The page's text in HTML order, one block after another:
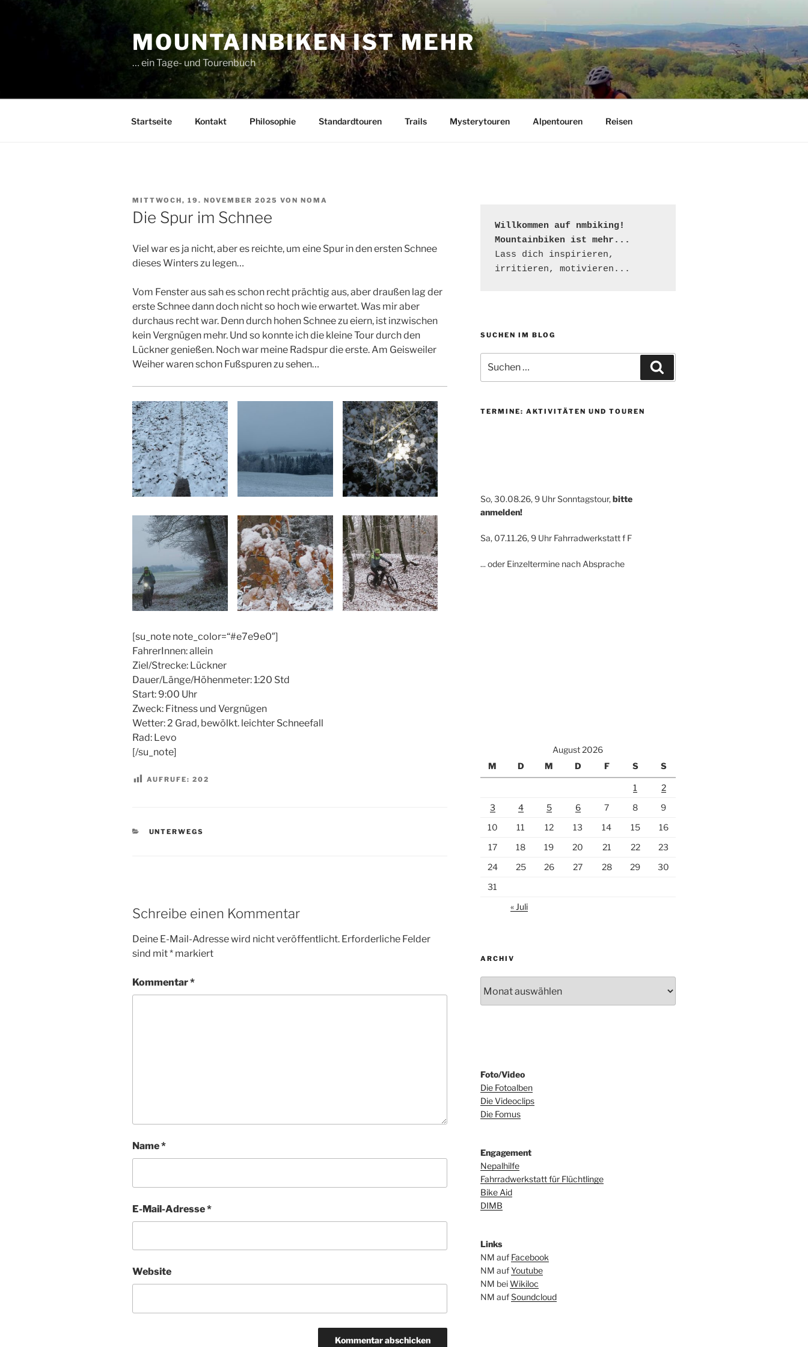
MOUNTAINBIKEN IST MEHR
… ein Tage- und Tourenbuch
Startseite Kontakt Philosophie Standardtouren Trails Mysterytouren Alpentouren Reisen
VERÖFFENTLICHT
AM
MITTWOCH, 19. NOVEMBER 2025 VON NOMA
Die Spur im Schnee
Viel war es ja nicht, aber es reichte, um eine Spur in den ersten Schnee
dieses Winters zu legen…
Vom Fenster aus sah es schon recht prächtig aus, aber draußen lag der
erste Schnee dann doch nicht so hoch wie erwartet. Was mir aber
durchaus recht war. Denn durch hohen Schnee zu eiern, ist inzwischen
kein Vergnügen mehr. Und so konnte ich die kleine Tour durch den
Lückner genießen. Noch war meine Radspur die erste. Am Geisweiler
Weiher waren schon Fußspuren zu sehen…
[su_note note_color=“#e7e9e0″]
FahrerInnen: allein
Ziel/Strecke: Lückner
Dauer/Länge/Höhenmeter: 1:20 Std
Start: 9:00 Uhr
Zweck: Fitness und Vergnügen
Wetter: 2 Grad, bewölkt. leichter Schneefall
Rad: Levo
[/su_note]
AUFRUFE: 202
KATEGORIEN
UNTERWEGS
Schreibe einen Kommentar
Deine E-Mail-Adresse wird nicht veröffentlicht. Erforderliche Felder
sind mit* markiert
Kommentar*
Name*
E-Mail-Adresse*
Website
Willkommen auf nmbiking!
Mountainbiken ist mehr...
Lass dich inspirieren,
irritieren, motivieren...
SUCHEN IM BLOG
nach:
TERMINE: AKTIVITÄTEN UND TOUREN
So, 30.08.26, 9 Uhr Sonntagstour,bitte
anmelden!
Sa, 07.11.26, 9 Uhr Fahrradwerkstatt f F
... oder Einzeltermine nach Absprache
August 2026
M
D M D F S S
1
2
3
4 5 6 7 8
9
10
11 12 13 14 15
16
17
18 19 20 21 22
23
24
25 26 27 28 29
30
31
« Juli
ARCHIV
Foto/Video
Die Fotoalben
Die Videoclips
Die Fomus
Engagement
Nepalhilfe
Fahrradwerkstatt für Flüchtlinge
Bike Aid
DIMB
Links
NM auf Facebook
NM aufYoutube
NM beiWikiloc
NM aufSoundcloud